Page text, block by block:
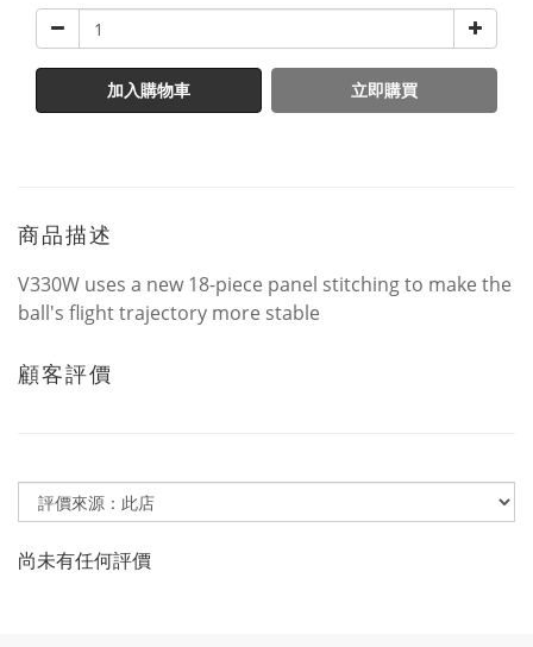
加入購物車 立即購買
商品描述
V330W uses a new 18-piece panel stitching to make the
ball's flight trajectory more stable
顧客評價
尚未有任何評價